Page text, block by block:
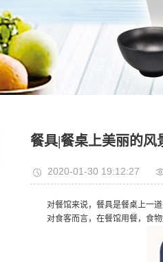
餐具|餐桌上美丽的风
2020-01-30 19:12:27
对餐馆来说，餐具是餐桌上一道
对食客而言，在餐馆用餐，食